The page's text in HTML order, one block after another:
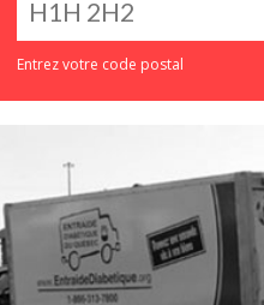
Entrez votre code postal